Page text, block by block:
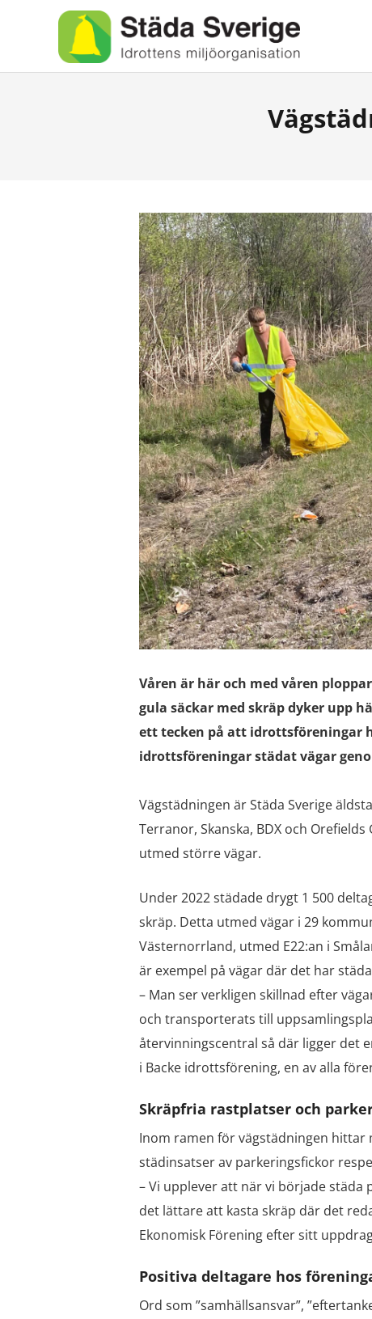
Våren är här och med våren
gula säckar med skräp dyker upp
ett tecken på att idrottsföreningar
idrottsföreningar städat vägar
Vägstädningen är Städa Sverige
Terranor, Skanska, BDX och
utmed större vägar.
Under 2022 städade drygt 1 500
skräp. Detta utmed vägar i 29
Västernorrland, utmed E22:an i
är exempel på vägar där det har
– Man ser verkligen skillnad efter
och transporterats till
återvinningscentral så där ligger det
i Backe idrottsförening, en av alla
Skräpfria rastplatser och
Inom ramen för vägstädningen hittar
städinsatser av parkeringsfickor
– Vi upplever att när vi började städa
det lättare att kasta skräp där det
Ekonomisk Förening efter sitt
Positiva deltagare hos
Ord som ”samhällsansvar”,